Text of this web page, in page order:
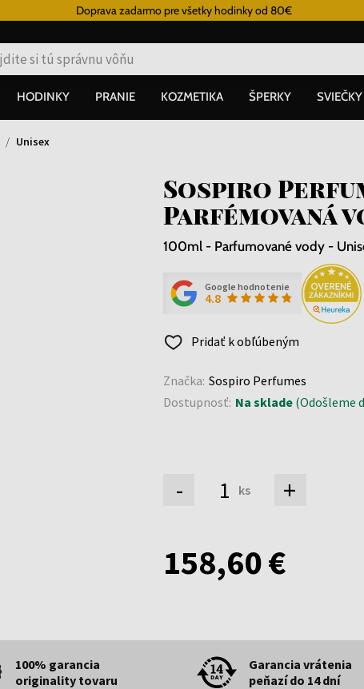
Doprava zadarmo pre všetky hodinky od 80€
HODINKY PRANIE KOZMETIKA ŠPERKY SVIEČKY
Unisex
Sospiro
Parfémovaná
100ml - Parfumované vody -
Google hodnotenie
4.8
Pridať k obľúbeným
Značka: Sospiro Perfumes
Dostupnosť: Na sklade(Odošleme
- ks +
158,60 €
100% garancia
originality tovaru
Garancia vrátenia
peňazí do 14 dní